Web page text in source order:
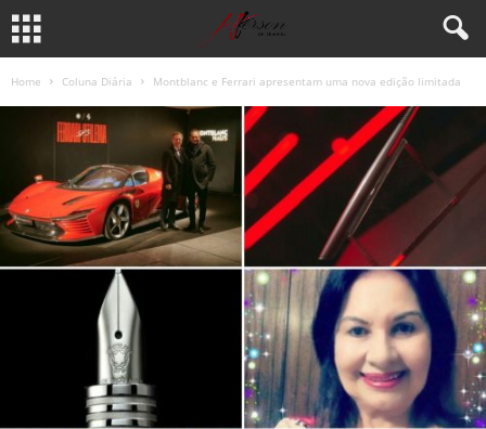
Home Coluna Diária Montblanc e Ferrari apresentam uma nova edição limitada